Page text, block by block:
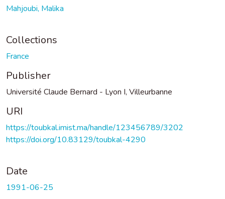
Mahjoubi, Malika
Collections
France
Publisher
Université Claude Bernard - Lyon I, Villeurbanne
URI
https://toubkal.imist.ma/handle/123456789/3202
https://doi.org/10.83129/toubkal-4290
Date
1991-06-25